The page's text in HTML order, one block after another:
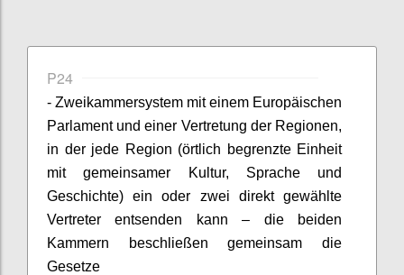
P24
- Zweikammersystem mit einem Europäischen
Parlament und einer Vertretung der Regionen,
in der jede Region (örtlich begrenzte Einheit
mit gemeinsamer Kultur, Sprache und
Geschichte) ein oder zwei direkt gewählte
Vertreter entsenden kann – die beiden
Kammern beschließen gemeinsam die
Gesetze